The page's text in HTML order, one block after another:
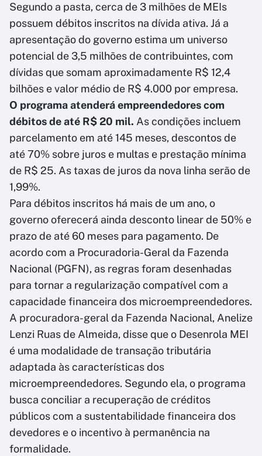
Segundo a pasta, cerca de 3 milhões de MEIs
possuem débitos inscritos na dívida ativa. Já a
apresentação do governo estima um universo
potencial de 3,5 milhões de contribuintes, com
dívidas que somam aproximadamente R$ 12,4
bilhões e valor médio de R$ 4.000 por empresa.
O programa atenderá empreendedores com
débitos de até R$ 20 mil. As condições incluem
parcelamento em até 145 meses, descontos de
até 70% sobre juros e multas e prestação mínima
de R$ 25. As taxas de juros da nova linha serão de
1,99%.
Para débitos inscritos há mais de um ano, o
governo oferecerá ainda desconto linear de 50% e
prazo de até 60 meses para pagamento. De
acordo com a Procuradoria-Geral da Fazenda
Nacional (PGFN), as regras foram desenhadas
para tornar a regularização compatível com a
capacidade financeira dos microempreendedores.
A procuradora-geral da Fazenda Nacional, Anelize
Lenzi Ruas de Almeida, disse que o Desenrola MEI
é uma modalidade de transação tributária
adaptada às características dos
microempreendedores. Segundo ela, o programa
busca conciliar a recuperação de créditos
públicos com a sustentabilidade financeira dos
devedores e o incentivo à permanência na
formalidade.